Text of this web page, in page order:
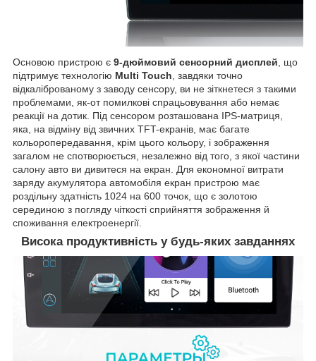
Основою пристрою є 9-дюймовий сенсорний дисплей , що
підтримує технологію Multi Touch , завдяки точно
відкаліброваному з заводу сенсору, ви не зіткнетеся з такими
проблемами, як-от помилкові спрацьовування або немає
реакції на дотик. Під сенсором розташована IPS-матриця,
яка, на відміну від звичних TFT-екранів, має багате
кольоропередавання, крім цього кольору, і зображення
загалом не спотворюється, незалежно від того, з якої частини
салону авто ви дивитеся на екран. Для економної витрати
заряду акумулятора автомобіля екран пристрою має
роздільну здатність 1024 на 600 точок, що є золотою
серединою з погляду чіткості сприйняття зображення й
споживання електроенергії.
Висока продуктивність у будь-яких завданнях